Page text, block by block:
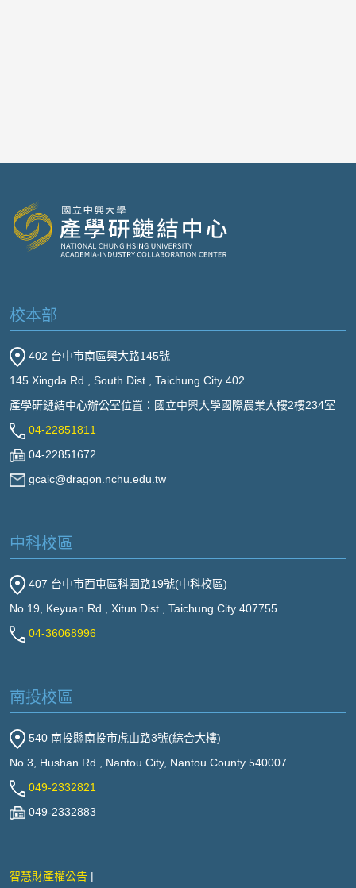
校本部
402 台中市南區興大路145號
145 Xingda Rd., South Dist., Taichung City 402
產學研鏈結中心辦公室位置：國立中興大學國際農業大樓2樓234室
04-22851811
04-22851672
gcaic@dragon.nchu.edu.tw
中科校區
407 台中市西屯區科園路19號(中科校區)
No.19, Keyuan Rd., Xitun Dist., Taichung City 407755
04-36068996
南投校區
540 南投縣南投市虎山路3號(綜合大樓)
No.3, Hushan Rd., Nantou City, Nantou County 540007
049-2332821
049-2332883
智慧財產權公告